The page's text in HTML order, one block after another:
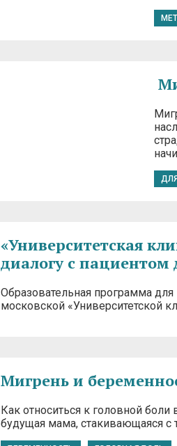
«Университетская
диалогу с пациентом
Образовательная программа
московской «Университетской
Мигрень и
Как относиться к головной
будущая мама, стакивающаяся с